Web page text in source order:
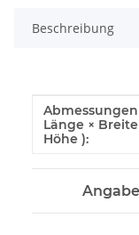
Beschreibung
Wert
Länge × Breite
Höhe ):